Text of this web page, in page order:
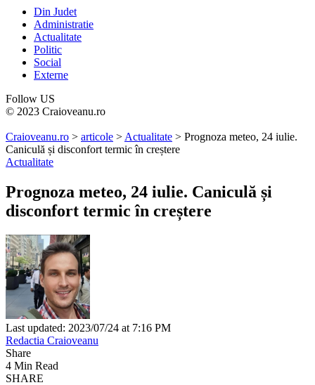
Din Judet
Administratie
Actualitate
Politic
Social
Externe
Follow US
© 2023 Craioveanu.ro
Craioveanu.ro > articole > Actualitate > Prognoza meteo, 24 iulie.
Caniculă și disconfort termic în creștere
Actualitate
Prognoza meteo, 24 iulie. Caniculă și
disconfort termic în creștere
Last updated: 2023/07/24 at 7:16 PM
Redactia Craioveanu
Share
4 Min Read
SHARE